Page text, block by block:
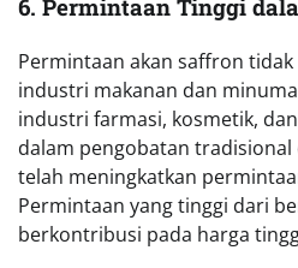
6. Permintaan Tinggi
Permintaan akan saffron
industri makanan dan
industri farmasi, kosmetik,
dalam pengobatan tradisional
telah meningkatkan
Permintaan yang tinggi dari
berkontribusi pada harga